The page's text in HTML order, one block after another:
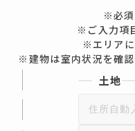
※必須
※ご入力項
※エリアに
※建物は室内状況を確認
土地